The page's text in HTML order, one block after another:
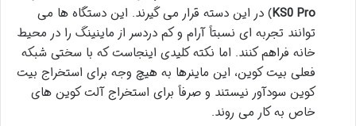
KS0 Pro) در این دسته قرار می گیرند. این دستگاه ها می
توانند تجربه ای نسبتاً آرام و کم دردسر از ماینینگ را در محیط
خانه فراهم کنند. اما نکته کلیدی اینجاست که با سختی شبکه
فعلی بیت کوین، این ماینرها به هیچ وجه برای استخراج بیت
کوین سودآور نیستند و صرفاً برای استخراج آلت کوین های
خاص به کار می روند.